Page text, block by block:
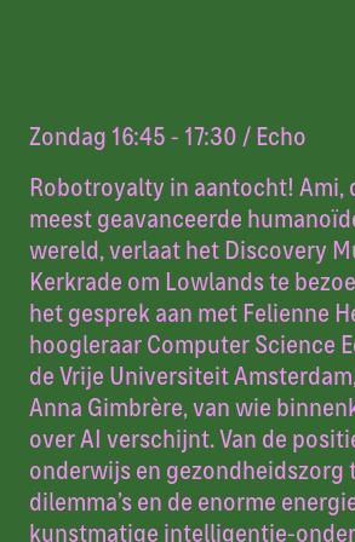
Zondag 16:45 - 17:30 / Echo
Robotroyalty in aantocht! Ami,
meest geavanceerde
wereld, verlaat het Discovery
Kerkrade om Lowlands te
het gesprek aan met Felienne
hoogleraar Computer Science
de Vrije Universiteit
Anna Gimbrère, van wie
over AI verschijnt. Van de
onderwijs en gezondheidszorg
dilemma’s en de enorme
kunstmatige intelligentie-